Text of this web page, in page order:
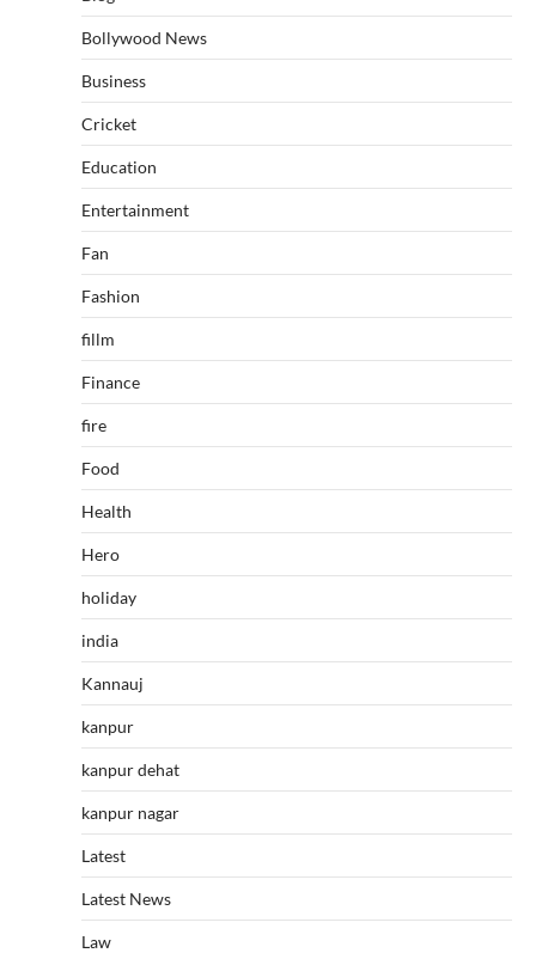
Bollywood News
Business
Cricket
Education
Entertainment
Fan
Fashion
fillm
Finance
fire
Food
Health
Hero
holiday
india
Kannauj
kanpur
kanpur dehat
kanpur nagar
Latest
Latest News
Law